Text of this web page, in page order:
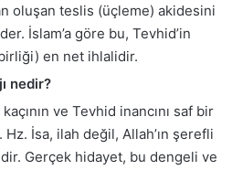
oluşan teslis (üçleme) akidesini
İslam’a göre bu, Tevhid’in
en net ihlalidir.
nedir?
kaçının ve Tevhid inancını saf bir
İsa, ilah değil, Allah’ın şerefli
Gerçek hidayet, bu dengeli ve